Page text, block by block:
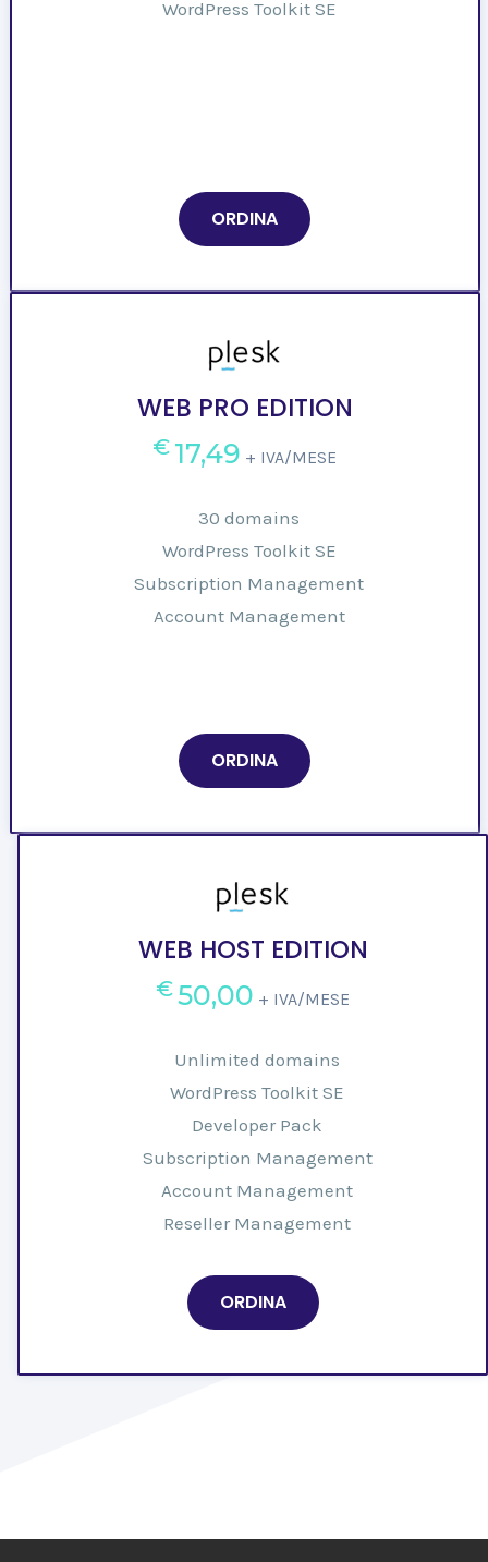
WordPress Toolkit SE
ORDINA
WEB PRO EDITION
€ 17,49 + IVA/MESE
30 domains
WordPress Toolkit SE
Subscription Management
Account Management
ORDINA
WEB HOST EDITION
€50,00 + IVA/MESE
Unlimited domains
WordPress Toolkit SE
Developer Pack
Subscription Management
Account Management
Reseller Management
ORDINA